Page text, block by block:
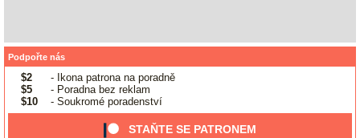
Podpořte nás
$2
- Ikona patrona na poradně
$5
- Poradna bez reklam
$10
- Soukromé poradenství
STAŇTE SE PATRONEM